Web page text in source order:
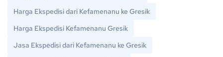
Harga Ekspedisi dari Kefamenanu ke Gresik
Harga Ekspedisi Kefamenanu Gresik
Jasa Ekspedisi dari Kefamenanu ke Gresik